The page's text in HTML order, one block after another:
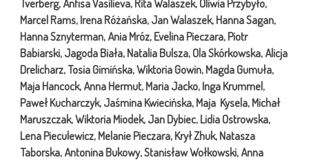
Tverberg, Anfisa Vasilieva, Rita Walaszek, Oliwia Przybyło,
Marcel Rams, Irena Różańska, Jan Walaszek, Hanna Sagan,
Hanna Sznyterman, Ania Mróz, Evelina Pieczara, Piotr
Babiarski, Jagoda Biała, Natalia Bulsza, Ola Skórkowska, Alicja
Drelicharz, Tosia Gimińska, Wiktoria Gowin, Magda Gumuła,
Maja Hancock, Anna Hermut, Maria Jacko, Inga Krummel,
Paweł Kucharczyk, Jaśmina Kwiecińska, Maja Kysela, Michał
Maruszczak, Wiktoria Miodek, Jan Dybiec, Lidia Ostrowska,
Lena Pieculewicz, Melanie Pieczara, Krył Zhuk, Natasza
Taborska, Antonina Bukowy, Stanisław Wołkowski, Anna